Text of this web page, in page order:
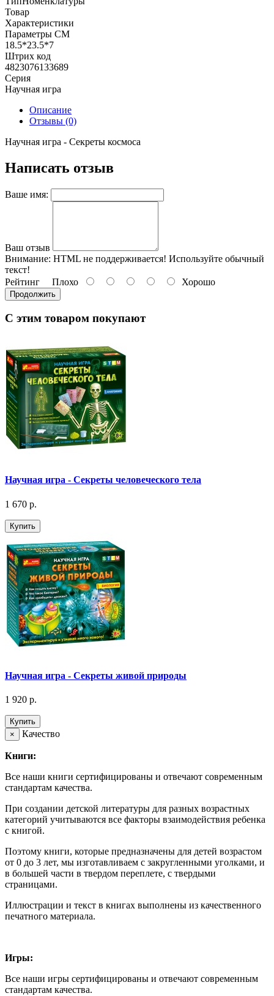
Товар
Характеристики
Параметры СМ
18.5*23.5*7
Штрих код
4823076133689
Серия
Научная игра
Описание
Отзывы (0)
Научная игра - Секреты космоса
Написать отзыв
Ваше имя:
Ваш отзыв
Внимание: HTML не поддерживается! Используйте обычный
текст!
Рейтинг Плохо Хорошо
Продолжить
С этим товаром покупают
Научная игра - Секреты человеческого тела
1 670 р.
Купить
Научная игра - Секреты живой природы
1 920 р.
Купить
×
Качество
Книги:
Все наши книги сертифицированы и отвечают современным
стандартам качества.
При создании детской литературы для разных возрастных
категорий учитываются все факторы взаимодействия ребенка
с книгой.
Поэтому книги, которые предназначены для детей возрастом
от 0 до 3 лет, мы изготавливаем с закругленными уголками, и
в большей части в твердом переплете, с твердыми
страницами.
Иллюстрации и текст в книгах выполнены из качественного
печатного материала.
Игры:
Все наши игры сертифицированы и отвечают современным
стандартам качества.